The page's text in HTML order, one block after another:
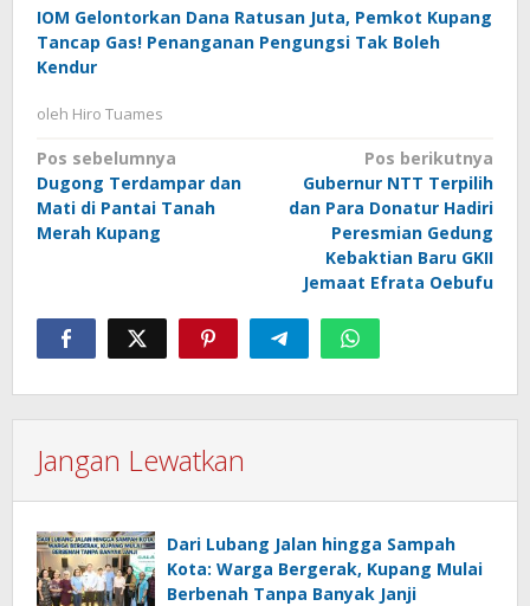
IOM Gelontorkan Dana Ratusan Juta, Pemkot Kupang
Tancap Gas! Penanganan Pengungsi Tak Boleh
Kendur
oleh Hiro Tuames
Navigasi
pos
Pos sebelumnya
Dugong Terdampar dan
Mati di Pantai Tanah
Merah Kupang
Pos berikutnya
Gubernur NTT Terpilih
dan Para Donatur Hadiri
Peresmian Gedung
Kebaktian Baru GKII
Jemaat Efrata Oebufu
Jangan Lewatkan
Dari Lubang Jalan hingga Sampah
Kota: Warga Bergerak, Kupang Mulai
Berbenah Tanpa Banyak Janji